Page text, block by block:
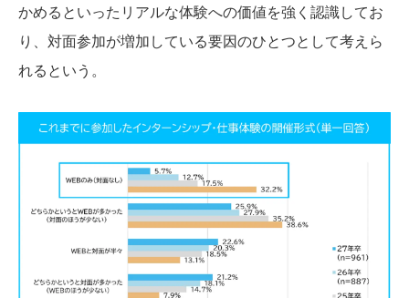
かめるといったリアルな体験への価値を強く認識してお
り、対面参加が増加している要因のひとつとして考えら
れるという。